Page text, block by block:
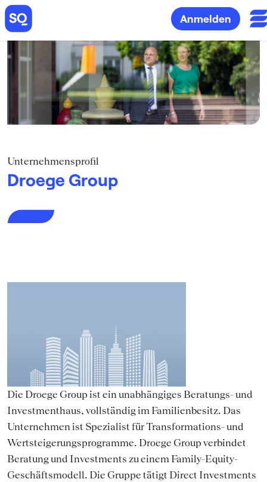
Anmelden
Unternehmensprofil
Droege Group
Die Droege Group ist ein unabhängiges Beratungs- und
Investmenthaus, vollständig im Familienbesitz. Das
Unternehmen ist Spezialist für Transformations- und
Wertsteigerungsprogramme. Droege Group verbindet
Beratung und Investments zu einem Family-Equity-
Geschäftsmodell. Die Gruppe tätigt Direct Investments